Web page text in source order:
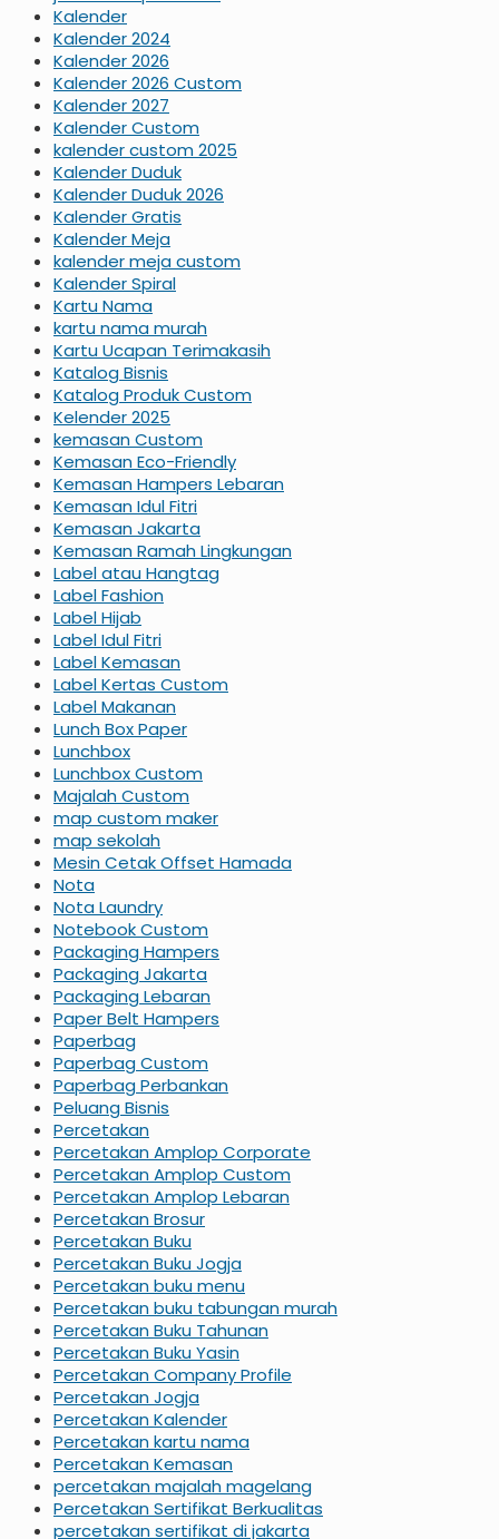
Kalender
Kalender 2024
Kalender 2026
Kalender 2026 Custom
Kalender 2027
Kalender Custom
kalender custom 2025
Kalender Duduk
Kalender Duduk 2026
Kalender Gratis
Kalender Meja
kalender meja custom
Kalender Spiral
Kartu Nama
kartu nama murah
Kartu Ucapan Terimakasih
Katalog Bisnis
Katalog Produk Custom
Kelender 2025
kemasan Custom
Kemasan Eco-Friendly
Kemasan Hampers Lebaran
Kemasan Idul Fitri
Kemasan Jakarta
Kemasan Ramah Lingkungan
Label atau Hangtag
Label Fashion
Label Hijab
Label Idul Fitri
Label Kemasan
Label Kertas Custom
Label Makanan
Lunch Box Paper
Lunchbox
Lunchbox Custom
Majalah Custom
map custom maker
map sekolah
Mesin Cetak Offset Hamada
Nota
Nota Laundry
Notebook Custom
Packaging Hampers
Packaging Jakarta
Packaging Lebaran
Paper Belt Hampers
Paperbag
Paperbag Custom
Paperbag Perbankan
Peluang Bisnis
Percetakan
Percetakan Amplop Corporate
Percetakan Amplop Custom
Percetakan Amplop Lebaran
Percetakan Brosur
Percetakan Buku
Percetakan Buku Jogja
Percetakan buku menu
Percetakan buku tabungan murah
Percetakan Buku Tahunan
Percetakan Buku Yasin
Percetakan Company Profile
Percetakan Jogja
Percetakan Kalender
Percetakan kartu nama
Percetakan Kemasan
percetakan majalah magelang
Percetakan Sertifikat Berkualitas
percetakan sertifikat di jakarta